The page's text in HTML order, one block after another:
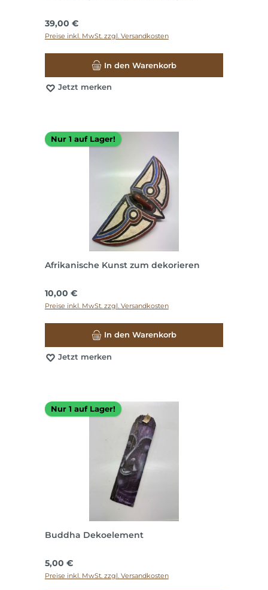
Regulärer Preis:
39,00 €
Preise inkl. MwSt. zzgl. Versandkosten
In den Warenkorb
Jetzt merken
Nur 1 auf Lager!
Afrikanische Kunst zum dekorieren
Regulärer Preis:
10,00 €
Preise inkl. MwSt. zzgl. Versandkosten
In den Warenkorb
Jetzt merken
Nur 1 auf Lager!
Buddha Dekoelement
Regulärer Preis:
5,00 €
Preise inkl. MwSt. zzgl. Versandkosten